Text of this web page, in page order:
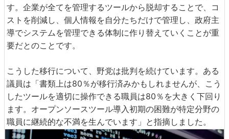
す。企業が全てを管理するツールから脱却することで、コ
ストを削減し、個人情報を自分たちだけで管理し、政府主
導でシステムを管理できる体制に作り替えていくことが重
要だとのことです。
こうした移行について、野党は批判を続けています。ある
議員は「書類上は80％が移行済みかもしれませんが、こう
したツールを適切に操作できる職員は80％を大きく下回り
ます。オープンソースツール導入初期の困難が特定分野の
職員に継続的な不満を生んでいます」と指摘しました。